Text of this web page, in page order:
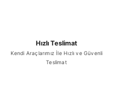
Hızlı Teslimat
Kendi Araçlarımız İle Hızlı ve Güvenli
Teslimat